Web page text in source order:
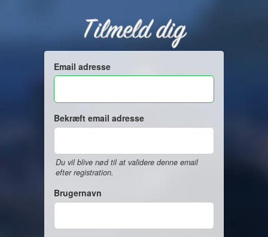
Tilmeld dig
Email adresse
Bekræft email adresse
Du vil blive nød til at validere denne email
efter registration.
Brugernavn